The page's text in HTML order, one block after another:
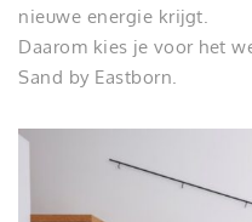
nieuwe energie krijgt.
Daarom kies je voor het
Sand by Eastborn.